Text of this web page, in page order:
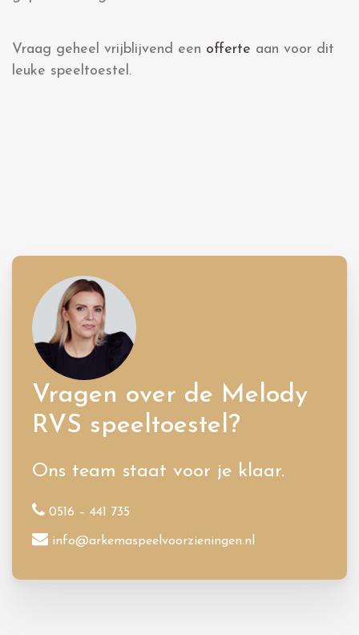
Vraag geheel vrijblijvend een offerte aan voor dit
leuke speeltoestel.
Vragen over de Melody
RVS speeltoestel?
Ons team staat voor je klaar.
0516 – 441 735
info@arkemaspeelvoorzieningen.nl